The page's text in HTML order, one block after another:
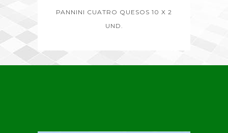
PANNINI CUATRO QUESOS 10 X 2
UND.